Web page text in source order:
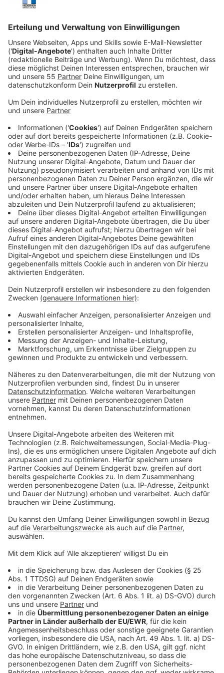
Plötzlich stehen sie im übergroßen Schatten ihres
kleinen Bruders, der all das hat, auf das sie schon so
lange hinarbeiten. Aber haben sie nicht viel mehr
geleistet und den Ruhm mehr „verdient“ als „Chase
Dreams“? Doch nun machen sie das Beste aus dieser
bitteren Situation und versuchen, aus seinem Erfolg
und seiner medialen Aufmerksamkeit auch für sich ein
Stückchen vom Erfolg abzuzwacken.
Streaming-Dienst. Joyn Plus+ / Comedy Central
Anzeige
Wir benötigen Ihre
Zustimmung, um den YouTube
Video-Service zu laden!
Wir verwenden einen Service eines
einzubetten. Dieser Service kann
sammeln. Bitte lesen Sie die
Details durch und stimmen Sie der
Nutzung des Service zu, um dieses
Video anzusehen.
Mehr Informationen
Akzeptieren
Der 13-jährige Chase (Case Walker) erobert als
Teenie-Schwarm „Chase Dreams“ das Internet im
Sturm … und auch seine beiden älteren Geschwister
kriegen endlich ein paar Krümel vom Ruhm ab.
Anzeige
© Copyright: Comedy Central / Joyn Plus+
Die beiden Geschwister können es nicht fassen. Ihr
kleiner Bruder stieht ihnen die Show.
Anzeige
Chase steht überall im Mittelpunkt... und Cary und
Brooke versuchen sich in den Vordergrund zu spielen.
Anzeige